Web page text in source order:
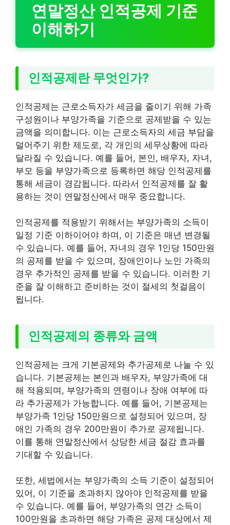
연말정산 인적공제 기준
이해하기
인적공제란 무엇인가?
인적공제는 근로소득자가 세금을 줄이기 위해 가족
구성원이나 부양가족을 기준으로 공제받을 수 있는
금액을 의미합니다. 이는 근로소득자의 세금 부담을
덜어주기 위한 제도로, 각 개인의 세무상황에 따라
달라질 수 있습니다. 예를 들어, 본인, 배우자, 자녀,
부모 등을 부양가족으로 등록하면 해당 인적공제를
통해 세금이 경감됩니다. 따라서 인적공제를 잘 활
용하는 것이 연말정산에서 매우 중요합니다.
인적공제를 적용받기 위해서는 부양가족의 소득이
일정 기준 이하이어야 하며, 이 기준은 매년 변경될
수 있습니다. 예를 들어, 자녀의 경우 1인당 150만원
의 공제를 받을 수 있으며, 장애인이나 노인 가족의
경우 추가적인 공제를 받을 수 있습니다. 이러한 기
준을 잘 이해하고 준비하는 것이 절세의 첫걸음이
됩니다.
인적공제의 종류와 금액
인적공제는 크게 기본공제와 추가공제로 나눌 수 있
습니다. 기본공제는 본인과 배우자, 부양가족에 대
해 적용되며, 부양가족의 연령이나 장애 여부에 따
라 추가공제가 가능합니다. 예를 들어, 기본공제는
부양가족 1인당 150만원으로 설정되어 있으며, 장
애인 가족의 경우 200만원이 추가로 공제됩니다.
이를 통해 연말정산에서 상당한 세금 절감 효과를
기대할 수 있습니다.
또한, 세법에서는 부양가족의 소득 기준이 설정되어
있어, 이 기준을 초과하지 않아야 인적공제를 받을
수 있습니다. 예를 들어, 부양가족의 연간 소득이
100만원을 초과하면 해당 가족은 공제 대상에서 제